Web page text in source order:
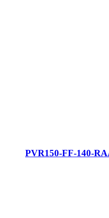
PVR150-FF-140-